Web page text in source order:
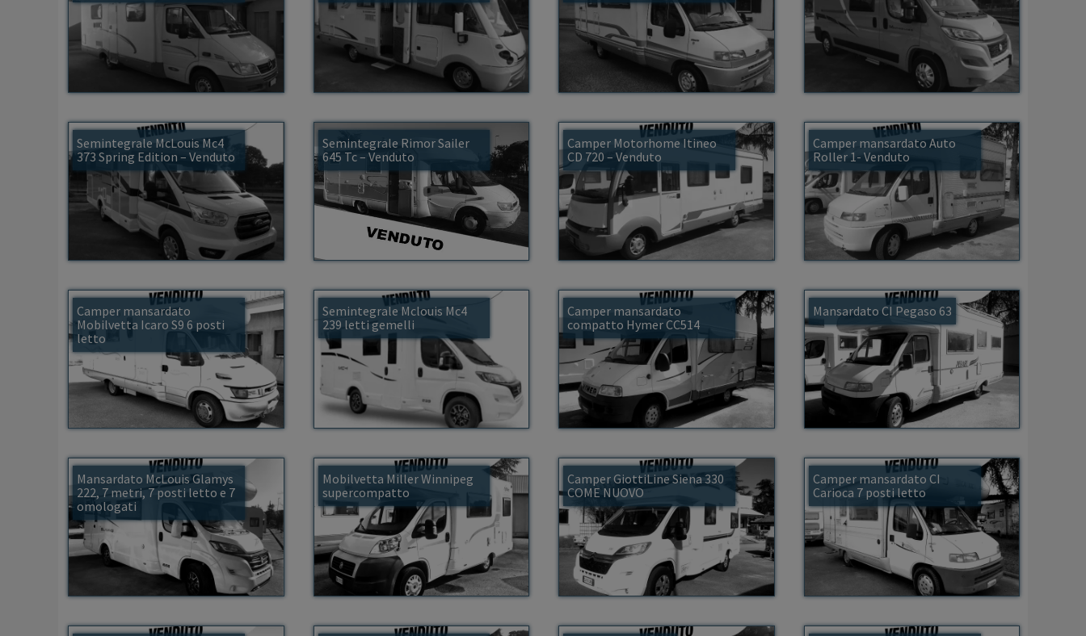
Semintegrale McLouis Mc4
373 Spring Edition – Venduto
Semintegrale Rimor Sailer
645 Tc – Venduto
Camper Motorhome Itineo
CD 720 – Venduto
Camper mansardato Auto
Roller 1- Venduto
Camper mansardato
Mobilvetta Icaro S9 6 posti
letto
Semintegrale Mclouis Mc4
239 letti gemelli
Camper mansardato
compatto Hymer CC514
Mansardato CI Pegaso 63
Mansardato McLouis Glamys
222, 7 metri, 7 posti letto e 7
omologati
Mobilvetta Miller Winnipeg
supercompatto
Camper GiottiLine Siena 330
COME NUOVO
Camper mansardato CI
Carioca 7 posti letto